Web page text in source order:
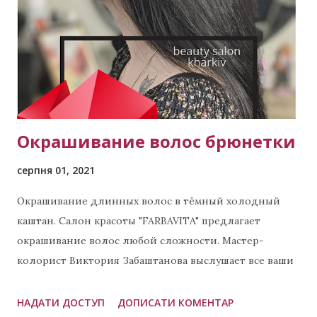
спеціалістом в колористиці, то ми вам не
рекомендуємо фарбувати волосся вдома. Результат
може бути непередбачуваним. Ми рекомендуємо
звернутися до спеціаліста . Як висвітлити фіолетове
волосся? Фіолетове волосся як інше фарбов...
Окрашивание волос брюнетки
серпня 01, 2021
Окрашивание длинных волос в тёмный холодный
каштан. Салон красоты "FARBAVITA" предлагает
окрашивание волос любой сложности. Мастер-
колорист Виктория Забаштанова выслушает все ваши
палитре красок. Звоните сейчас Мастер Виктория тел:
НАДАТИ ДОСТУП ДОПИСАТИ КОМЕНТАР